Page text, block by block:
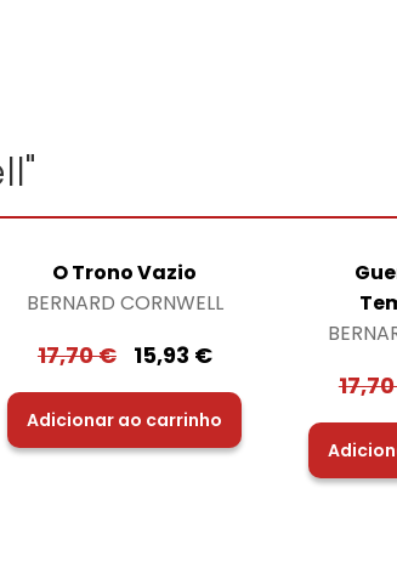
O Trono Vazio
BERNARD CORNWELL
17,70€ 15,93 €
Adicionar ao carrinho